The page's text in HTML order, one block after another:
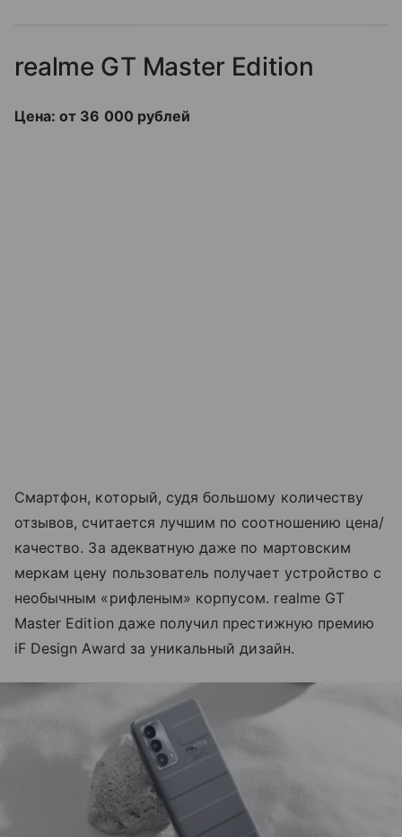
realme GT Master Edition
Цена: от 36 000 рублей
Смартфон, который, судя большому количеству
отзывов, считается лучшим по соотношению цена/
качество. За адекватную даже по мартовским
меркам цену пользователь получает устройство с
необычным «рифленым» корпусом. realme GT
Master Edition даже получил престижную премию
iF Design Award за уникальный дизайн.